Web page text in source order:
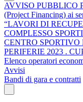
AVVISO PUBBLICO
(Project Financing) ai
“LAVORI DI
COMPLESSO
CENTRO
PERIFERIE 2023 .
Elenco operatori
Avvisi
Bandi di gara e contratti